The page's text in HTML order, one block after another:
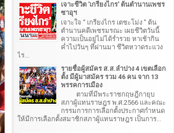
เจาะชีวิต 'เกรียงไกร' ต้นตำนานเพชร
ซาอุฯ
เจาะใจ “ เกรียงไกร เตชะโม่ง ” ต้น
ตำนานคดีเพชรมรณะ เผยชีวิตวันนี้
ความเป็นอยู่ไม่ได้ร่ำรวย หาเช้ากิน
ค่ำไปวันๆ ที่ผ่านมา ชีวิตหวาดระแวง
ไร...
รายชื่อผู้สมัคร ส.ส.ลำปาง 4 เขตเลือก
ตั้ง มีผู้มาสมัคร รวม 46 คน จาก 13
พรรคการเมือง
ตามที่มีพระราชกฤษฎีกายุบ
สภาผู้แทนราษฎร พ.ศ.2566 และคณะ
กรรมการการเลือกตั้งประกาศกำหนด
ให้มีการเลือกตั้งสมาชิกสภาผู้แทนราษฎร เป็นการ...